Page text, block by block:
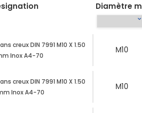
Diamètre m
creux DIN 7991 M10 X 1.50
Inox A4-70
M10
creux DIN 7991 M10 X 1.50
Inox A4-70
M10